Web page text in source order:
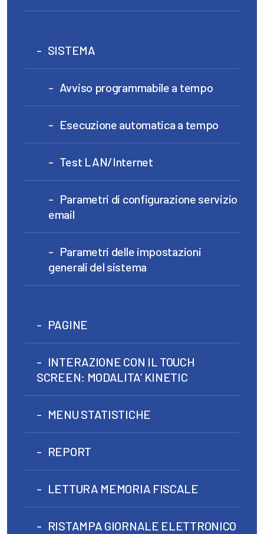
SISTEMA
Avviso programmabile a tempo
Esecuzione automatica a tempo
Test LAN/Internet
Parametri di configurazione servizio
email
Parametri delle impostazioni
generali del sistema
PAGINE
INTERAZIONE CON IL TOUCH
SCREEN: MODALITA’ KINETIC
MENU STATISTICHE
REPORT
LETTURA MEMORIA FISCALE
RISTAMPA GIORNALE ELETTRONICO